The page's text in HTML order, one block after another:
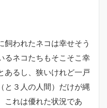
飼われたネコは幸せそう
るネコたちもそこそこ幸
あるし、狭いけれど一戸
と３人の人間）だけが縄
これは優れた状況であ